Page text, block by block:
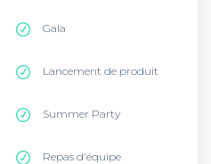
Gala
Lancement de produit
Summer Party
Repas d'équipe